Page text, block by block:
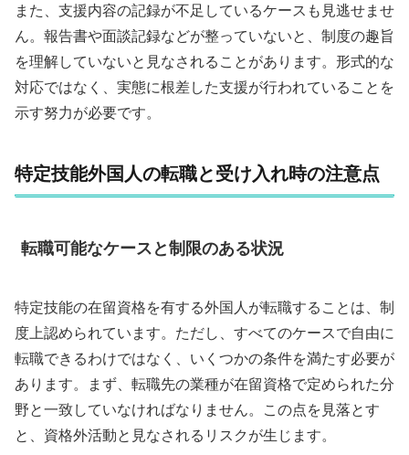
また、支援内容の記録が不足しているケースも見逃せませ
ん。報告書や面談記録などが整っていないと、制度の趣旨
を理解していないと見なされることがあります。形式的な
対応ではなく、実態に根差した支援が行われていることを
示す努力が必要です。
特定技能外国人の転職と受け入れ時の注意点
転職可能なケースと制限のある状況
特定技能の在留資格を有する外国人が転職することは、制
度上認められています。ただし、すべてのケースで自由に
転職できるわけではなく、いくつかの条件を満たす必要が
あります。まず、転職先の業種が在留資格で定められた分
野と一致していなければなりません。この点を見落とす
と、資格外活動と見なされるリスクが生じます。